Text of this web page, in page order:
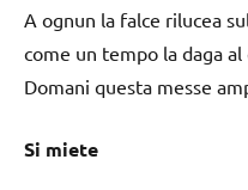
A ognun la falce rilucea
come un tempo la daga al
Domani questa messe
Si miete